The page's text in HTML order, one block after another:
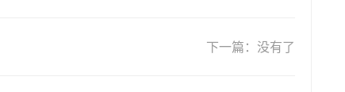
下一篇 没有了